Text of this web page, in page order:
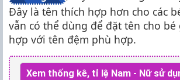
Đây là tên thích hợp hơn cho các
vẫn có thể dùng để đặt tên cho bé
hợp với tên đệm phù hợp.
Xem thống kê, tỉ lệ Nam - Nữ sử